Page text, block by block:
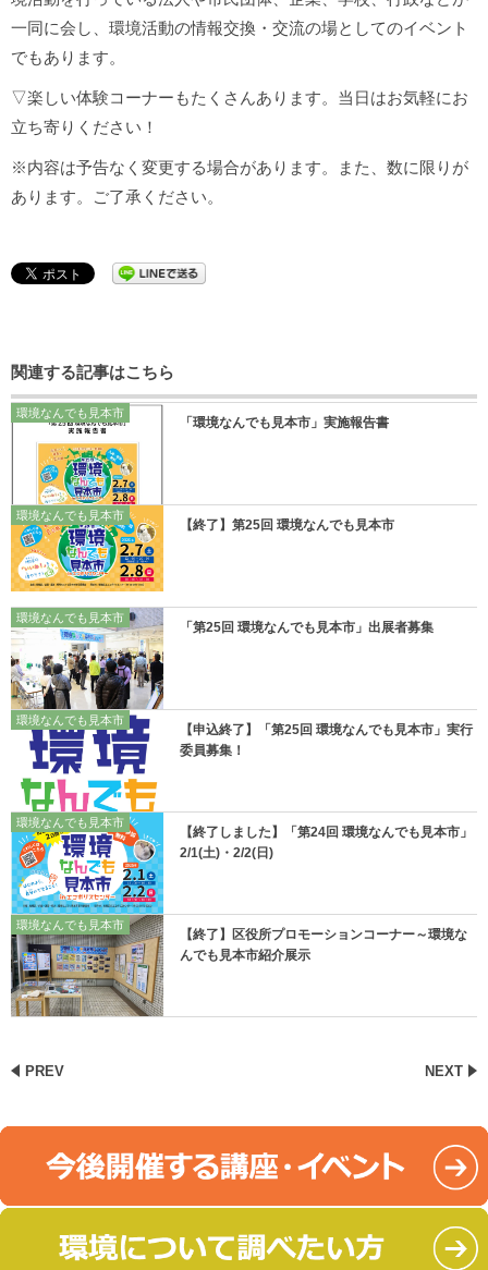
一同に会し、環境活動の情報交換・交流の場としてのイベント
でもあります。
▽楽しい体験コーナーもたくさんあります。当日はお気軽にお
立ち寄りください！
※内容は予告なく変更する場合があります。また、数に限りが
あります。ご了承ください。
関連する記事はこちら
環境なんでも見本市
「環境なんでも見本市」実施報告書
環境なんでも見本市
【終了】第25回 環境なんでも見本市
環境なんでも見本市
「第25回 環境なんでも見本市」出展者募集
環境なんでも見本市
【申込終了】「第25回 環境なんでも見本市」実行
委員募集！
環境なんでも見本市
【終了しました】「第24回 環境なんでも見本市」
2/1(土)・2/2(日)
環境なんでも見本市
【終了】区役所プロモーションコーナー～環境な
んでも見本市紹介展示
PREV NEXT